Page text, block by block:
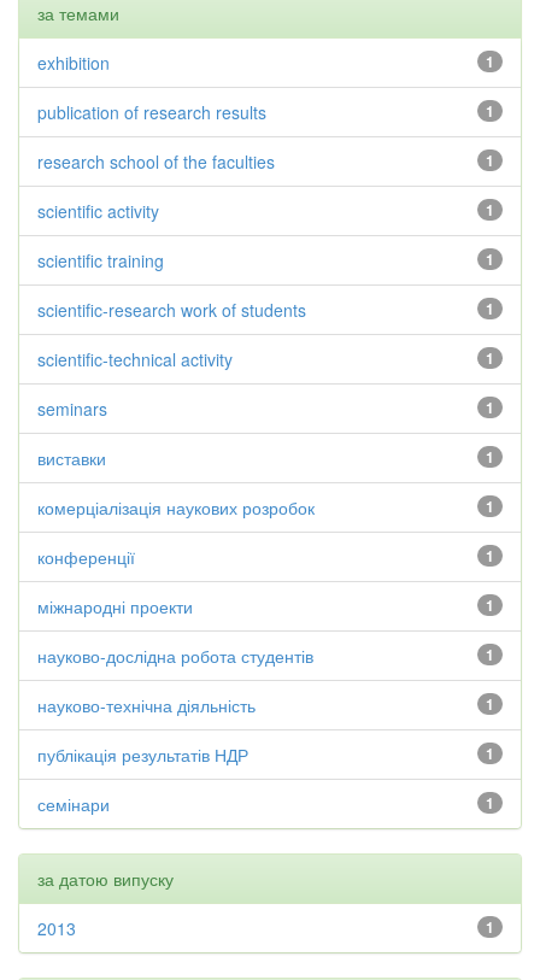
за темами
1
exhibition
1
publication of research results
1
research school of the faculties
1
scientific activity
1
scientific training
1
scientific-research work of students
1
scientific-technical activity
1
seminars
1
виставки
1
комерціалізація наукових розробок
1
конференції
1
міжнародні проекти
1
науково-дослідна робота студентів
1
науково-технічна діяльність
1
публікація результатів НДР
1
семінари
за датою випуску
1
2013